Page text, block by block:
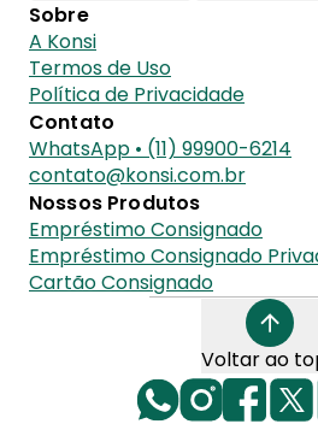
Sobre
A Konsi
Termos de Uso
Política de Privacidade
Contato
WhatsApp • (11) 99900-6214
contato@konsi.com.br
Nossos Produtos
Empréstimo Consignado
Empréstimo Consignado
Cartão Consignado
Voltar ao